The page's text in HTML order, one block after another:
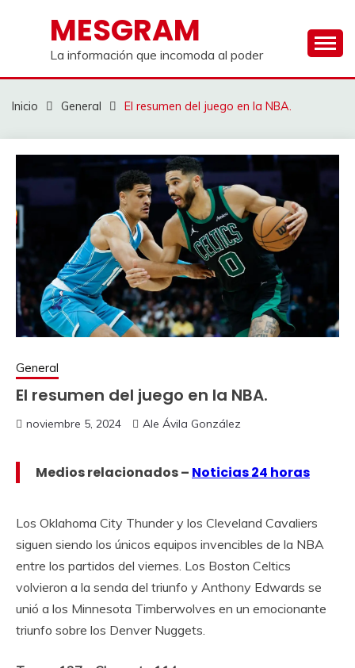
contenidoMESGRAM
La información que incomoda al poder
Inicio General El resumen del juego en la NBA.
General
El resumen del juego en la NBA.
noviembre 5, 2024 Ale Ávila González
Medios relacionados – Noticias 24 horas
Los Oklahoma City Thunder y los Cleveland Cavaliers
siguen siendo los únicos equipos invencibles de la NBA
entre los partidos del viernes. Los Boston Celtics
volvieron a la senda del triunfo y Anthony Edwards se
unió a los Minnesota Timberwolves en un emocionante
triunfo sobre los Denver Nuggets.